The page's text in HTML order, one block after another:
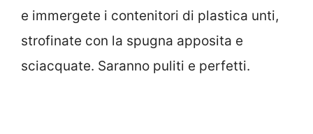
e immergete i contenitori di plastica unti,
strofinate con la spugna apposita e
sciacquate. Saranno puliti e perfetti.